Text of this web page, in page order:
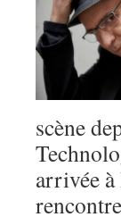
scène
arrivée